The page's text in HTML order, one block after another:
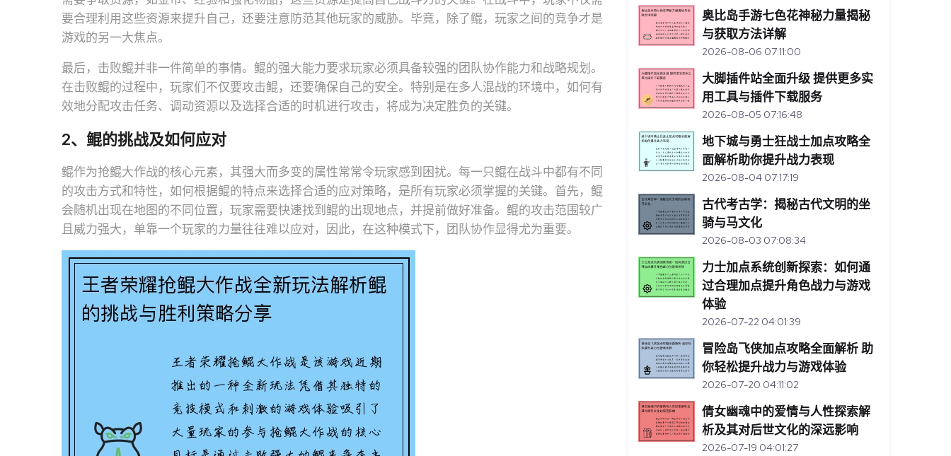
要合理利用这些资源来提升自己，还要注意防范其他玩家的威胁。毕竟，除了鲲，玩家之间的竞争才是
游戏的另一大焦点。
最后，击败鲲并非一件简单的事情。鲲的强大能力要求玩家必须具备较强的团队协作能力和战略规划。
在击败鲲的过程中，玩家们不仅要攻击鲲，还要确保自己的安全。特别是在多人混战的环境中，如何有
效地分配攻击任务、调动资源以及选择合适的时机进行攻击，将成为决定胜负的关键。
2、鲲的挑战及如何应对
鲲作为抢鲲大作战的核心元素，其强大而多变的属性常常令玩家感到困扰。每一只鲲在战斗中都有不同
的攻击方式和特性，如何根据鲲的特点来选择合适的应对策略，是所有玩家必须掌握的关键。首先，鲲
会随机出现在地图的不同位置，玩家需要快速找到鲲的出现地点，并提前做好准备。鲲的攻击范围较广
且威力强大，单靠一个玩家的力量往往难以应对，因此，在这种模式下，团队协作显得尤为重要。
奥比岛手游七色花神秘力量揭秘
与获取方法详解
2026-08-06 07:11:00
大脚插件站全面升级 提供更多实
用工具与插件下载服务
2026-08-05 07:16:48
地下城与勇士狂战士加点攻略全
面解析助你提升战力表现
2026-08-04 07:17:19
古代考古学：揭秘古代文明的坐
骑与马文化
2026-08-03 07:08:34
力士加点系统创新探索：如何通
过合理加点提升角色战力与游戏
体验
2026-07-22 04:01:39
冒险岛飞侠加点攻略全面解析 助
你轻松提升战力与游戏体验
2026-07-20 04:11:02
倩女幽魂中的爱情与人性探索解
析及其对后世文化的深远影响
2026-07-19 04:01:27